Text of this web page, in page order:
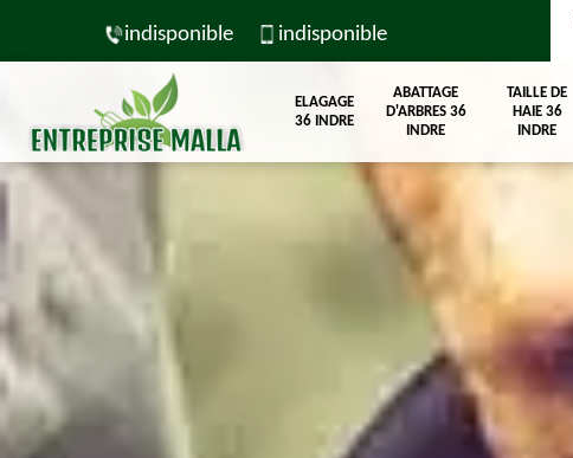
indisponible indisponible
ELAGAGE
36 INDRE
ABATTAGE
D'ARBRES 36
INDRE
TAILLE DE
HAIE 36
INDRE